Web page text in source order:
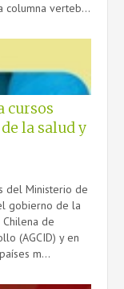
columna verteb...
cursos
la salud y
del Ministerio de
gobierno de la
de
(AGCID) y en
m...